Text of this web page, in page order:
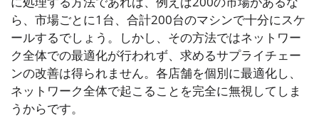
ら、市場ごとに1台、合計200台のマシンで十分にスケ
ールするでしょう。しかし、その方法ではネットワー
ク全体での最適化が行われず、求めるサプライチェー
ンの改善は得られません。各店舗を個別に最適化し、
ネットワーク全体で起こることを完全に無視してしま
うからです。